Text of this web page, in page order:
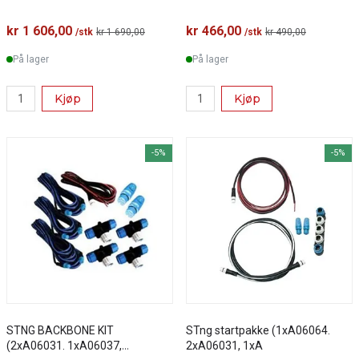
kr 1 606,00 /stk kr 1 690,00
På lager
Kjøp
kr 466,00 /stk kr 490,00
På lager
Kjøp
-5%
STNG BACKBONE KIT
(2xA06031. 1xA06037,
-5%
STng startpakke (1xA06064.
2xA06031, 1xA